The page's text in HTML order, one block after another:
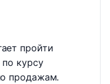
пройти
курсу
продажам.